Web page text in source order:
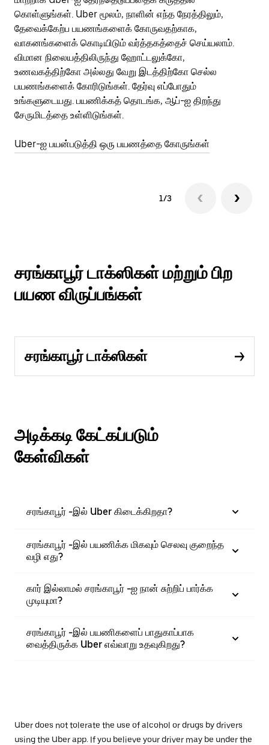
கொள்ளுங்கள். Uber மூலம், நாளின் எந்த நேரத்திலும்,
தேவைக்கேற்ப பயணங்களைக் கோருவதற்காக,
வாகனங்களைக் கொடியிடும் வர்த்தகத்தைச் செய்யலாம்.
விமான நிலையத்திலிருந்து ஹோட்டலுக்கோ,
உணவகத்திற்கோ அல்லது வேறு இடத்திற்கோ செல்ல
பயணங்களைக் கோரிடுங்கள். தேர்வு எப்போதும்
உங்களுடையது. பயணிக்கத் தொடங்க, ஆப்-ஐ திறந்து
சேருமிடத்தை உள்ளிடுங்கள்.
Uber-ஐ பயன்படுத்தி ஒரு பயணத்தை கோருங்கள்
1/3
சரங்காபூர் டாக்ஸிகள் மற்றும் பிற
பயண விருப்பங்கள்
சரங்காபூர் டாக்ஸிகள்
அடிக்கடி கேட்கப்படும்
கேள்விகள்
சரங்காபூர் -இல் Uber கிடைக்கிறதா?
சரங்காபூர் -இல் பயணிக்க மிகவும் செலவு குறைந்த
வழி எது?
கார் இல்லாமல் சரங்காபூர் -ஐ நான் சுற்றிப் பார்க்க
முடியுமா?
சரங்காபூர் -இல் பயணிகளைப் பாதுகாப்பாக
வைத்திருக்க Uber எவ்வாறு உதவுகிறது?
Uber does not tolerate the use of alcohol or drugs by drivers
using the Uber app. If you believe your driver may be under the